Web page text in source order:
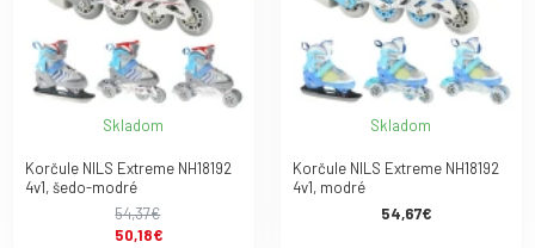
Skladom
Korčule NILS Extreme NH18192
4v1, šedo-modré
50,18€
54,37€
Skladom
Korčule NILS Extreme NH18192
4v1, modré
54,67€